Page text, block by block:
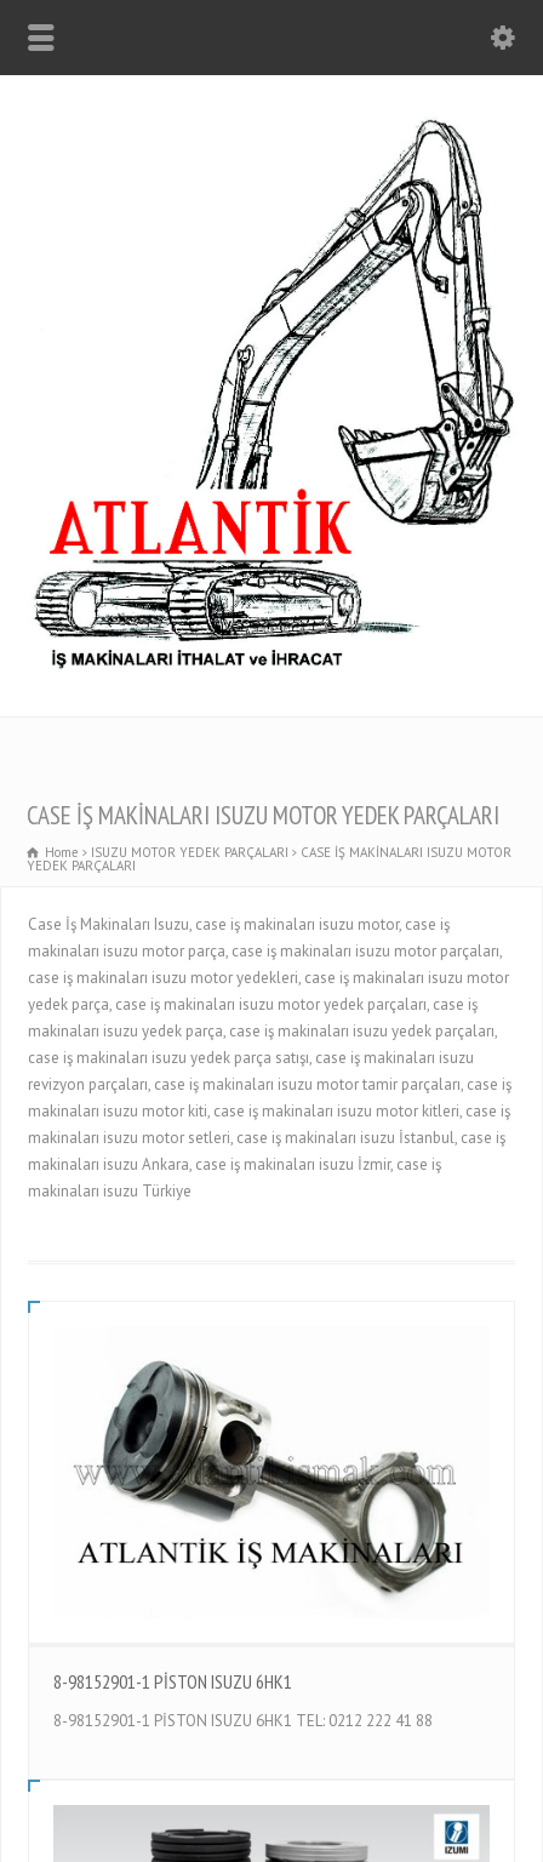
CASE İŞ MAKİNALARI ISUZU MOTOR YEDEK PARÇALARI
Home ISUZU MOTOR YEDEK PARÇALARI CASE İŞ MAKİNALARI ISUZU MOTOR
YEDEK PARÇALARI
Case İş Makinaları Isuzu, case iş makinaları isuzu motor, case iş
makinaları isuzu motor parça, case iş makinaları isuzu motor parçaları,
case iş makinaları isuzu motor yedekleri, case iş makinaları isuzu motor
yedek parça, case iş makinaları isuzu motor yedek parçaları, case iş
makinaları isuzu yedek parça, case iş makinaları isuzu yedek parçaları,
case iş makinaları isuzu yedek parça satışı, case iş makinaları isuzu
revizyon parçaları, case iş makinaları isuzu motor tamir parçaları, case iş
makinaları isuzu motor kiti, case iş makinaları isuzu motor kitleri, case iş
makinaları isuzu motor setleri, case iş makinaları isuzu İstanbul, case iş
makinaları isuzu Ankara, case iş makinaları isuzu İzmir, case iş
makinaları isuzu Türkiye
8-98152901-1 PİSTON ISUZU 6HK1
8-98152901-1 PİSTON ISUZU 6HK1 TEL: 0212 222 41 88